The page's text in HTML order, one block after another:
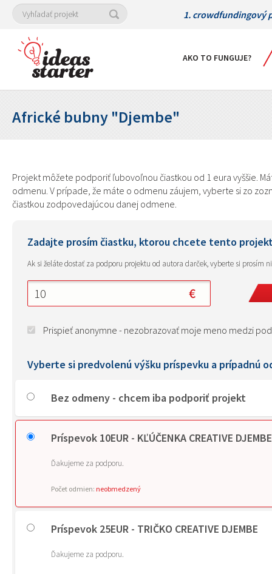
1. crowdfundingový
AKO TO FUNGUJE?
Africké bubny "Djembe"
Projekt môžete podporiť ľubovoľnou čiastkou od 1 eura vyššie.
odmenu. V prípade, že máte o odmenu záujem, vyberte si zo
čiastkou zodpovedajúcou danej odmene.
Zadajte prosím čiastku, ktorou chcete tento
Ak si želáte dostať za podporu projektu od autora darček, vyberte si prosím
Prispieť anonymne - nezobrazovať moje meno medzi
Vyberte si predvolenú výšku príspevku a prípadnú
Bez odmeny - chcem iba podporiť projekt
Príspevok 10EUR - KĽÚČENKA CREATIVE DJEMBE
Ďakujeme za podporu.
Počet odmien: neobmedzený
Príspevok 25EUR - TRIČKO CREATIVE DJEMBE
Ďakujeme za podporu.